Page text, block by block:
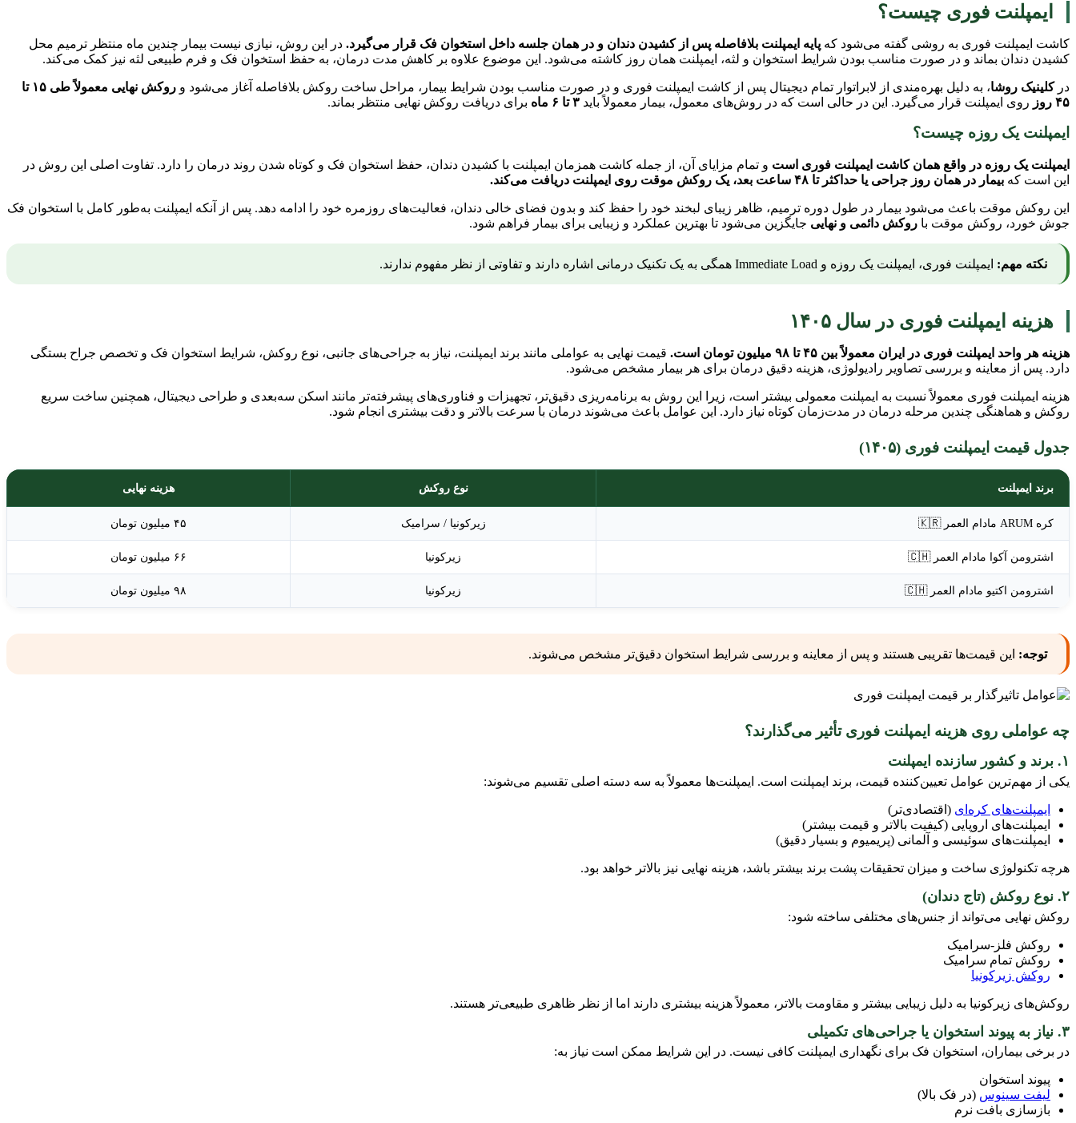
ایمپلنت فوری چیست؟
کاشت ایمپلنت فوری به روشی گفته می‌شود که پایه ایمپلنت بلافاصله پس از کشیدن دندان و در همان جلسه داخل استخوان فک قرار می‌گیرد. در این روش، نیازی نیست بیمار چندین ماه منتظر ترمیم محل
کشیدن دندان بماند و در صورت مناسب بودن شرایط استخوان و لثه، ایمپلنت همان روز کاشته می‌شود. این موضوع علاوه بر کاهش مدت درمان، به حفظ استخوان فک و فرم طبیعی لثه نیز کمک می‌کند.
درکلینیک روشا، به دلیل بهره‌مندی از لابراتوار تمام دیجیتال پس از کاشت ایمپلنت فوری و در صورت مناسب بودن شرایط بیمار، مراحل ساخت روکش بلافاصله آغاز می‌شود و
روکش نهایی معمولاً طی ۱۵ تا
۴۵ روز
روی ایمپلنت قرار می‌گیرد. این در حالی است که در روش‌های معمول، بیمار معمولاً باید ۳ تا ۶ ماه برای دریافت روکش نهایی منتظر بماند.
ایمپلنت یک روزه چیست؟
ایمپلنت یک روزه در واقع همان کاشت ایمپلنت فوری است و تمام مزایای آن، از جمله کاشت همزمان ایمپلنت با کشیدن دندان، حفظ استخوان فک و کوتاه شدن روند درمان را دارد. تفاوت اصلی این روش در
این است که بیمار در همان روز جراحی یا حداکثر تا ۴۸ ساعت بعد، یک روکش موقت روی ایمپلنت دریافت می‌کند.
این روکش موقت باعث می‌شود بیمار در طول دوره ترمیم، ظاهر زیبای لبخند خود را حفظ کند و بدون فضای خالی دندان، فعالیت‌های روزمره خود را ادامه دهد. پس از آنکه ایمپلنت به‌طور کامل با استخوان فک
جوش خورد، روکش موقت با روکش دائمی و نهایی جایگزین می‌شود تا بهترین عملکرد و زیبایی برای بیمار فراهم شود.
نکته مهم: ایمپلنت فوری، ایمپلنت یک روزه و Immediate Load همگی به یک تکنیک درمانی اشاره دارند و تفاوتی از نظر مفهوم ندارند.
هزینه ایمپلنت فوری در سال ۱۴۰۵
هزینه هر واحد ایمپلنت فوری در ایران معمولاً بین ۴۵ تا ۹۸ میلیون تومان است.
قیمت نهایی به عواملی مانند برند ایمپلنت، نیاز به جراحی‌های جانبی، نوع روکش، شرایط استخوان فک و تخصص جراح بستگی
دارد. پس از معاینه و بررسی تصاویر رادیولوژی، هزینه دقیق درمان برای هر بیمار مشخص می‌شود.
هزینه ایمپلنت فوری معمولاً نسبت به ایمپلنت معمولی بیشتر است، زیرا این روش به برنامه‌ریزی دقیق‌تر، تجهیزات و فناوری‌های پیشرفته‌تر مانند اسکن سه‌بعدی و طراحی دیجیتال، همچنین ساخت سریع
روکش و هماهنگی چندین مرحله درمان در مدت‌زمان کوتاه نیاز دارد. این عوامل باعث می‌شوند درمان با سرعت بالاتر و دقت بیشتری انجام شود.
جدول قیمت ایمپلنت فوری (۱۴۰۵)
برند ایمپلنت نوع روکش هزینه نهایی
کره ARUM مادام العمر 🇰🇷 زیرکونیا / سرامیک ۴۵ میلیون تومان
اشترومن آکوا مادام العمر 🇨🇭 زیرکونیا ۶۶ میلیون تومان
اشترومن اکتیو مادام العمر 🇨🇭 زیرکونیا ۹۸ میلیون تومان
توجه: این قیمت‌ها تقریبی هستند و پس از معاینه و بررسی شرایط استخوان دقیق‌تر مشخص می‌شوند.
چه عواملی روی هزینه ایمپلنت فوری تأثیر می‌گذارند؟
۱. برند و کشور سازنده ایمپلنت
یکی از مهم‌ترین عوامل تعیین‌کننده قیمت، برند ایمپلنت است. ایمپلنت‌ها معمولاً به سه دسته اصلی تقسیم می‌شوند:
ایمپلنت‌های کره‌ای (اقتصادی‌تر)
ایمپلنت‌های اروپایی (کیفیت بالاتر و قیمت بیشتر)
ایمپلنت‌های سوئیسی و آلمانی (پریمیوم و بسیار دقیق)
هرچه تکنولوژی ساخت و میزان تحقیقات پشت برند بیشتر باشد، هزینه نهایی نیز بالاتر خواهد بود.
۲. نوع روکش (تاج دندان)
روکش نهایی می‌تواند از جنس‌های مختلفی ساخته شود:
روکش فلز-سرامیک
روکش تمام سرامیک
روکش زیرکونیا
روکش‌های زیرکونیا به دلیل زیبایی بیشتر و مقاومت بالاتر، معمولاً هزینه بیشتری دارند اما از نظر ظاهری طبیعی‌تر هستند.
۳. نیاز به پیوند استخوان یا جراحی‌های تکمیلی
در برخی بیماران، استخوان فک برای نگهداری ایمپلنت کافی نیست. در این شرایط ممکن است نیاز به:
پیوند استخوان
لیفت سینوس (در فک بالا)
بازسازی بافت نرم